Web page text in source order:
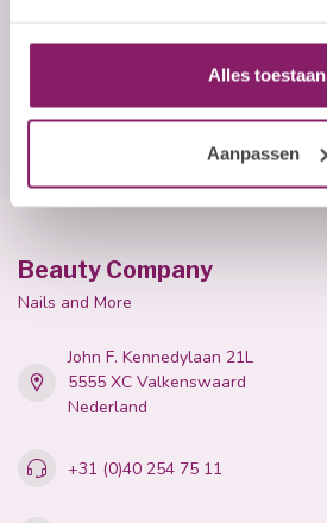
Alles toestaan
Aanpassen
Abonneer
Beauty Company
Nails and More
John F. Kennedylaan 21L
5555 XC Valkenswaard
Nederland
+31 (0)40 254 75 11